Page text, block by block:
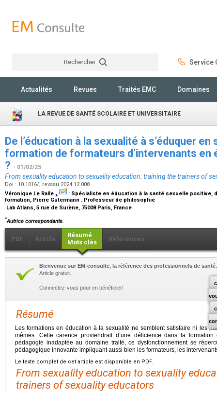
Rechercher Service
Actualités Revues Traités EMC Domaines
LA REVUE DE SANTÉ SCOLAIRE ET UNIVERSITAIRE
De l’éducation à la sexualité à s’éduquer
formation de formateurs d’intervenants en
? - 01/02/25
From sexuality education to sexuality education: training the trainers of
Doi : 10.1016/j.revssu.2024.12.008
Véronique Le Ralle ⁎ : Spécialiste en éducation à la santé sexuelle positive,
formation, Pierre Gutermann : Professeur de philosophie
Lab Atlans, 5 rue de Surène, 75008 Paris, France
*Autrice correspondante.
PDF Article
Résumé
Mots clés
Références
Bienvenue sur EM-consulte, la référence des professionnels de santé.
Article gratuit.
Connectez-vous pour en bénéficier!
Résumé
Les formations en éducation à la sexualité ne semblent satisfaire ni les
mêmes. Cette carence proviendrait d’une déficience dans la
pédagogie inadaptée au domaine traité, ce dysfonctionnement se
pédagogique innovante impliquant aussi bien les formateurs, les
Le texte complet de cet article est disponible en PDF.
From sexuality education to sexuality
trainers of sexuality educators